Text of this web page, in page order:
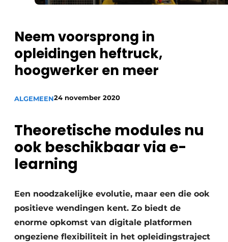
Privacy / Cookie statement
Vacature aanmelden
Video’s
Neem voorsprong in
opleidingen heftruck,
hoogwerker en meer
ALGEMEEN24 november 2020
Theoretische modules nu
ook beschikbaar via e-
learning
Een noodzakelijke evolutie, maar een die ook
positieve wendingen kent. Zo biedt de
enorme opkomst van digitale platformen
ongeziene flexibiliteit in het opleidingstraject